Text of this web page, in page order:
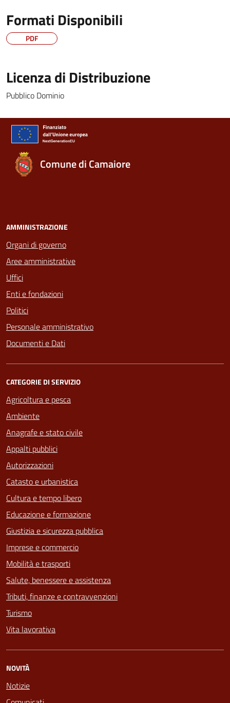
Formati Disponibili
PDF
Licenza di Distribuzione
Pubblico Dominio
Comune di Camaiore
AMMINISTRAZIONE
Organi di governo
Aree amministrative
Uffici
Enti e fondazioni
Politici
Personale amministrativo
Documenti e Dati
CATEGORIE DI SERVIZIO
Agricoltura e pesca
Ambiente
Anagrafe e stato civile
Appalti pubblici
Autorizzazioni
Catasto e urbanistica
Cultura e tempo libero
Educazione e formazione
Giustizia e sicurezza pubblica
Imprese e commercio
Mobilità e trasporti
Salute, benessere e assistenza
Tributi, finanze e contravvenzioni
Turismo
Vita lavorativa
NOVITÀ
Notizie